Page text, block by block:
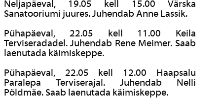
Neljapäeval, 19.05 kell 15.00 Värska
Sanatooriumi juures. Juhendab Anne Lassik.
Pühapäeval, 22.05 kell 11.00 Keila
Terviseradadel. Juhendab Rene Meimer. Saab
laenutada käimiskeppe.
Pühapäeval, 22.05 kell 12.00 Haapsalu
Paralepa Terviserajal. Juhendab Nelli
Põldmäe. Saab laenutada käimiskeppe.